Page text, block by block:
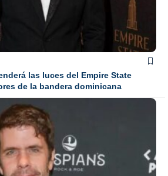
las luces del Empire State
de la bandera dominicana